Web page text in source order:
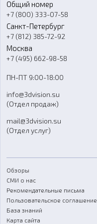
Программное обеспечение
Ремонт и услуги
О компании
Контакты
Гос. закупки
Стать дилером
Блог
FAQ
Общий номер
+7 (800) 333-07-58
Санкт-Петербург
+7 (812) 385-72-92
Москва
+7 (495) 662-98-58
ПН-ПТ 9:00-18:00
info@3dvision.su
(Отдел продаж)
mail@3dvision.su
(Отдел услуг)
Обзоры
СМИ о нас
Рекомендательные письма
Пользовательское соглашение
База знаний
Карта сайта